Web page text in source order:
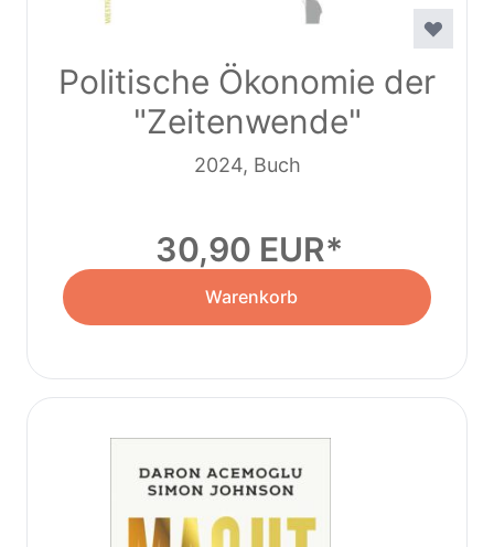
Politische Ökonomie der
"Zeitenwende"
2024, Buch
30,90 EUR
Warenkorb